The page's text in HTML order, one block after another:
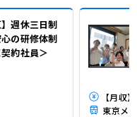
週休三日制
の研修体制
約社員＞
東京メ